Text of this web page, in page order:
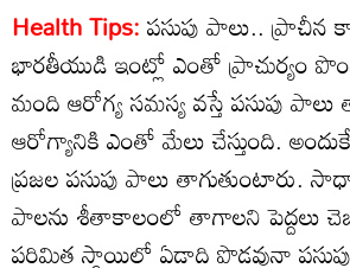
Health Tips:పసుపు పాలు.. ప్రాచీన
భారతీయుడి ఇంట్లో ఎంతో ప్రాచుర్యం
మంది ఆరోగ్య సమస్య వస్తే పసుపు
ఆరోగ్యానికి ఎంతో మేలు చేస్తుంది.
ప్రజల పసుపు పాలు తాగుతుంటారు.
పాలను శీతాకాలంలో తాగాలని పెద్దలు
పరిమిత స్థాయిలో ఏడాది పొడవునా